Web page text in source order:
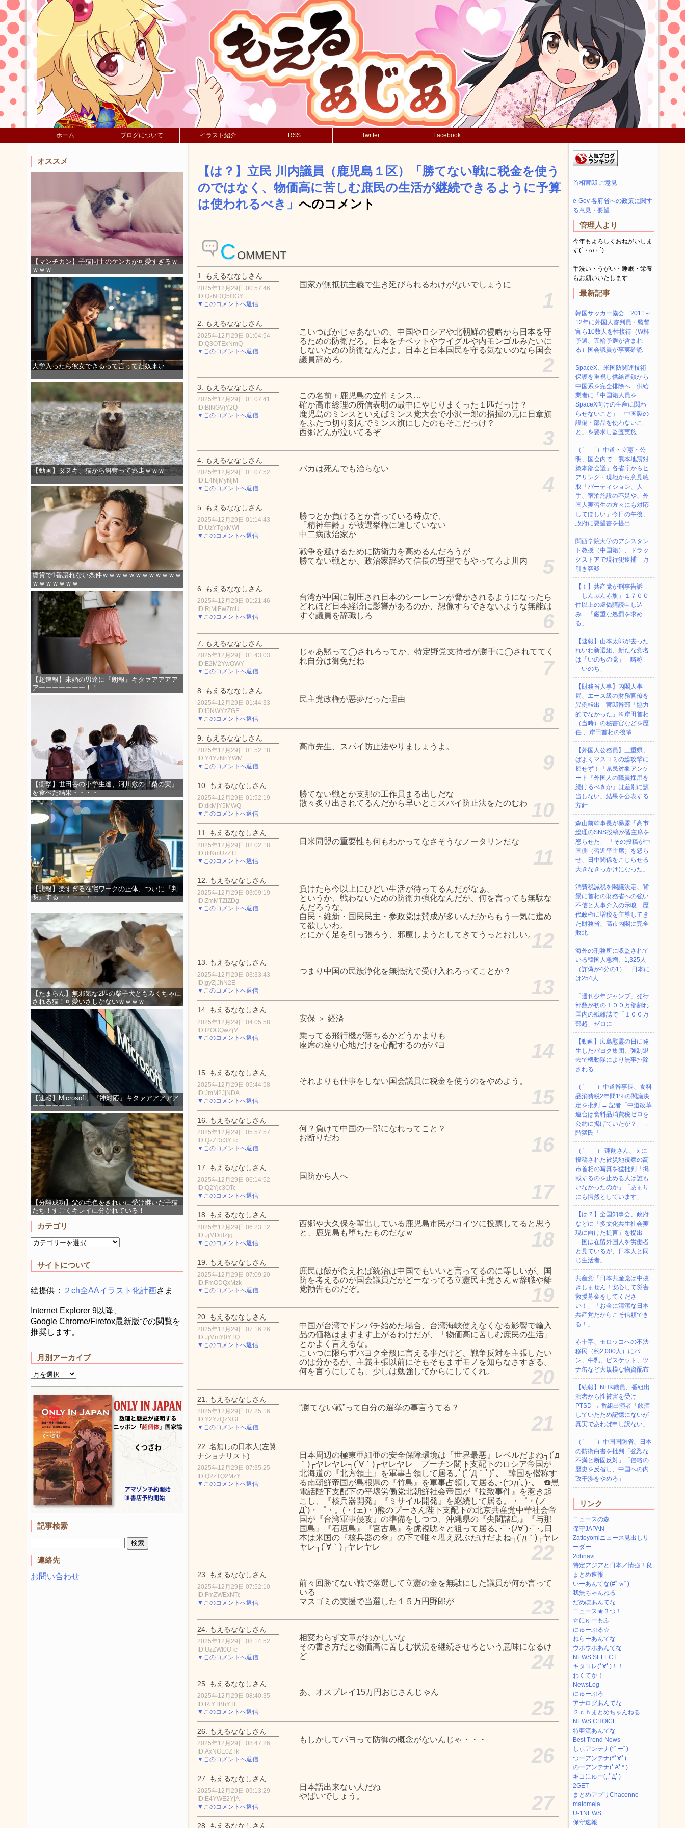
ホーム ブログについて イラスト紹介 RSS Twitter Facebook
オススメ
【マンチカン】子猫同士のケンカが可愛すぎるｗ
ｗｗｗ
大学入ったら彼女できるって言ってた奴来い
【動画】タヌキ、猫から餌奪って逃走ｗｗｗ
賃貸で1番譲れない条件ｗｗｗｗｗｗｗｗｗｗｗｗ
ｗｗｗｗｗｗｗ
【超速報】未婚の男達に『朗報』キタァアアアア
アーーーーーーー！！
【衝撃】世田谷の小学生達、河川敷の『桑の実』
を食べた結果・・・・
【悲報】楽すぎる在宅ワークの正体、ついに『判
明』する・・・・・・
【たまらん】無邪気な2匹の柴子犬ともみくちゃに
される猫！可愛いさしかないｗｗｗｗ
【速報】Microsoft、『神対応』キタァアアアアア
ーーーーーー！！
【分離成功】父の毛色をきれいに受け継いだ子猫
たち！すごくキレイに分かれている！
カテゴリ
サイトについて
絵提供： ２ch全AAイラスト化計画さま
Internet Explorer 9以降、
Google Chrome/Firefox最新版での閲覧を
推奨します。
月別アーカイブ
記事検索
連絡先
お問い合わせ
【は？】立民 川内議員（鹿児島１区）「勝てない戦に税金を使う
のではなく、物価高に苦しむ庶民の生活が継続できるように予算
は使われるべき」 へのコメント
C OMMENT
1. もえるななしさん
2025年12月29日 00:57:46
ID:QzNDQ5OGY
▼このコメントへ返信
国家が無抵抗主義で生き延びられるわけがないでしょうに
1
2. もえるななしさん
2025年12月29日 01:04:54
ID:Q3OTExNmQ
▼このコメントへ返信
こいつばかじゃあないの。中国やロシアや北朝鮮の侵略から日本を守
るための防衛だろ。日本をチベットやウイグルや内モンゴルみたいに
しないための防衛なんだよ。日本と日本国民を守る気ないのなら国会
議員辞めろ。
2
3. もえるななしさん
2025年12月29日 01:07:41
ID:BlNGVjY2Q
▼このコメントへ返信
この名前＋鹿児島の立件ミンス…
確か高市総理の所信表明の最中にやじりまくった１匹だっけ？
鹿児島のミンスといえばミンス党大会で小沢一郎の指揮の元に日章旗
をふたつ切り刻んでミンス旗にしたのもそこだっけ？
西郷どんが泣いてるぞ
3
4. もえるななしさん
2025年12月29日 01:07:52
ID:E4NjMyNjM
▼このコメントへ返信
バカは死んでも治らない
4
5. もえるななしさん
2025年12月29日 01:14:43
ID:UzYTgxMWI
▼このコメントへ返信
勝つとか負けるとか言っている時点で、
「精神年齢」が被選挙権に達していない
中二病政治家か
戦争を避けるために防衛力を高めるんだろうが
勝てない戦とか、政治家辞めて信長の野望でもやってろよ川内
5
6. もえるななしさん
2025年12月29日 01:21:46
ID:RjMjEwZmU
▼このコメントへ返信
台湾が中国に制圧され日本のシーレーンが脅かされるようになったら
どれほど日本経済に影響があるのか、想像すらできないような無能は
すぐ議員を辞職しろ
6
7. もえるななしさん
2025年12月29日 01:43:03
ID:E2M2YwOWY
▼このコメントへ返信
じゃあ黙って◯されろってか、特定野党支持者が勝手に◯されててく
れ自分は御免だね
7
8. もえるななしさん
2025年12月29日 01:44:33
ID:I5NWYzZGE
▼このコメントへ返信
民主党政権が悪夢だった理由
8
9. もえるななしさん
2025年12月29日 01:52:18
ID:Y4YzNhYWM
▼このコメントへ返信
高市先生、スパイ防止法やりましょうよ。
9
10. もえるななしさん
2025年12月29日 01:52:19
ID:dkMjY5MWQ
▼このコメントへ返信
勝てない戦とか支那の工作員まる出しだな
散々炙り出されてるんだから早いとこスパイ防止法をたのむわ 10
11. もえるななしさん
2025年12月29日 02:02:18
ID:diNmUzZTI
▼このコメントへ返信
日米同盟の重要性も何もわかってなさそうなノータリンだな
11
12. もえるななしさん
2025年12月29日 03:09:19
ID:ZmMTZiZDg
▼このコメントへ返信
負けたら今以上にひどい生活が待ってるんだがなぁ。
というか、戦わないための防衛力強化なんだが、何を言っても無駄な
んだろうな。
自民・維新・国民民主・参政党は賛成が多いんだからもう一気に進め
て欲しいわ。
とにかく足を引っ張ろう、邪魔しようとしてきてうっとおしい。12
13. もえるななしさん
2025年12月29日 03:33:43
ID:gyZjJhN2E
▼このコメントへ返信
つまり中国の民族浄化を無抵抗で受け入れろってことか？
13
14. もえるななしさん
2025年12月29日 04:05:58
ID:I2OGQwZjM
▼このコメントへ返信
安保 ＞ 経済
乗ってる飛行機が落ちるかどうかよりも
座席の座り心地だけを心配するのがパヨ
14
15. もえるななしさん
2025年12月29日 05:44:58
ID:JmM2JjNDA
▼このコメントへ返信
それよりも仕事をしない国会議員に税金を使うのをやめよう。
15
16. もえるななしさん
2025年12月29日 05:57:57
ID:QzZDc3YTc
▼このコメントへ返信
何？負けて中国の一部になれってこと？
お断りだわ
16
17. もえるななしさん
2025年12月29日 06:14:52
ID:Q2Yjc3OTc
▼このコメントへ返信
国防から人へ
17
18. もえるななしさん
2025年12月29日 06:23:12
ID:JjMDdlZjg
▼このコメントへ返信
西郷や大久保を輩出している鹿児島市民がコイツに投票してると思う
と、鹿児島も堕ちたものだなｗ
18
19. もえるななしさん
2025年12月29日 07:09:20
ID:FmODQxMzk
▼このコメントへ返信
庶民は飯が食えれば統治は中国でもいいと言ってるのに等しいが。国
防を考えるのが国会議員だがどーなってる立憲民主党さんｗ辞職や離
党勧告ものだぞ。
19
20. もえるななしさん
2025年12月29日 07:16:26
ID:JjMmY0YTQ
▼このコメントへ返信
中国が台湾でドンパチ始めた場合、台湾海峡使えなくなる影響で輸入
品の価格はますます上がるわけだが、「物価高に苦しむ庶民の生活」
とかよく言えるな。
こいつに限らずパヨク全般に言える事だけど、戦争反対を主張したい
のは分かるが、主義主張以前にそもそもまずモノを知らなさすぎる。
何を言うにしても、少しは勉強してからにしてくれ。
20
21. もえるななしさん
2025年12月29日 07:25:16
ID:Y2YzQzNGI
▼このコメントへ返信
“勝てない戦”って自分の選挙の事言うてる？
21
22. 名無しの日本人(左翼
ナショナリスト)
2025年12月29日 07:35:25
ID:Q2ZTQ2MzY
▼このコメントへ返信
日本周辺の極東亜細亜の安全保障環境は『世界最悪』レベルだよね┐(´д
｀)┌ヤレヤレ┐(´∀｀)┌ヤレヤレ プーチン閣下支配下のロシア帝国が
北海道の『北方領土』を軍事占領して居る｡ﾟ(ﾟ´Д｀ﾟ)ﾟ｡ 韓国を僣称す
る南朝鮮帝国が島根県の『竹島』を軍事占領して居る｡･(つд`｡)･｡ ☎️黒
電話陛下支配下の平壌労働党北朝鮮社会帝国が『拉致事件』を惹き起
こし、『核兵器開発』『ミサイル開発』を継続して居る。・゜・(ノ
Д`)・゜・。(・(ェ)・)熊のプーさん陛下支配下の北京共産党中華社会帝
国が『台湾軍事侵攻』の準備をしつつ、沖縄県の『尖閣諸島』『与那
国島』『石垣島』『宮古島』を虎視眈々と狙って居る｡･ﾟ･(ﾉ∀`)･ﾟ･｡日
本は米国の『核兵器の傘』の下で唯々堪え忍ぶだけだよね┐(´д｀)┌ヤレ
ヤレ┐(´∀｀)┌ヤレヤレ
22
23. もえるななしさん
2025年12月29日 07:52:10
ID:FmZWExNTc
▼このコメントへ返信
前々回勝てない戦で落選して立憲の金を無駄にした議員が何か言って
いる
マスゴミの支援で当選した１５万円野郎が
23
24. もえるななしさん
2025年12月29日 08:14:52
ID:UzZWI0OTc
▼このコメントへ返信
相変わらず文章がおかしいな
その書き方だと物価高に苦しむ状況を継続させろという意味になるけ
ど
24
25. もえるななしさん
2025年12月29日 08:40:35
ID:RiYTBhYTI
▼このコメントへ返信
あ、オスプレイ15万円おじさんじゃん
25
26. もえるななしさん
2025年12月29日 08:47:26
ID:AxNGE0ZTk
▼このコメントへ返信
もしかしてパヨって防御の概念がないんじゃ・・・
26
27. もえるななしさん
2025年12月29日 09:13:29
ID:E4YWE2YjA
▼このコメントへ返信
日本語出来ない人だね
やばいでしょう。
27
28. もえるななしさん
首相官邸 ご意見
e-Gov 各府省への政策に関す
る意見・要望
管理人より
今年もよろしくおねがいしま
す(´・ω・`)
手洗い・うがい・睡眠・栄養
もお願いいたします
最新記事
韓国サッカー協会 2011～
12年に外国人審判員・監督
官ら10数人を性接待（W杯
予選、五輪予選が含まれ
る）国会議員が事実確認
SpaceX、米国防関連技術
保護を重視し供給連鎖から
中国系を完全排除へ 供給
業者に「中国籍人員を
SpaceX向けの生産に関わ
らせないこと」「中国製の
設備・部品を使わないこ
と」を要求し監査実施
（ ´_ゝ`）中道・立憲・公
明、国会内で「熊本地震対
策本部会議」各省庁からヒ
アリング・現地から意見聴
取「パーティション、人
手、宿泊施設の不足や、外
国人実習生の方々にも対応
してほしい」今日の午後、
政府に要望書を提出
関西学院大学のアシスタン
ト教授（中国籍）、ドラッ
グストアで現行犯逮捕 万
引き容疑
【！】共産党が刑事告訴
「しんぶん赤旗」１７００
件以上の虚偽購読申し込
み 「厳重な処罰を求め
る」
【速報】山本太郎が去った
れいわ新選組、新たな党名
は「いのちの党」 略称
「いのち」
【財務省人事】内閣人事
局、エース級の財務官僚を
異例転出 官邸幹部「協力
的でなかった」※岸田首相
（当時）の秘書官などを歴
任 、岸田首相の後輩
【外国人公務員】三重県、
ぱよくマスコミの総攻撃に
屈せず！「県民対象アンケ
ート『外国人の職員採用を
続けるべきか』は差別に該
当しない」結果を公表する
方針
森山前幹事長が暴露「高市
総理のSNS投稿が習主席を
怒らせた」 「その投稿が中
国側（習近平主席）を怒ら
せ、日中関係をこじらせる
大きなきっかけになった」
消費税減税を閣議決定、背
景に首相の財務省への強い
不信と人事介入の示唆 歴
代政権に増税を主導してき
た財務省、高市内閣に完全
敗北
海外の刑務所に収監されて
いる韓国人急増、1,325人
（詐偽が4分の1） 日本に
は254人
「週刊少年ジャンプ」発行
部数が初の１００万部割れ
国内の紙雑誌で「１００万
部超」ゼロに
【動画】広島慰霊の日に発
生したパヨク集団、強制退
去で機動隊により無事排除
される
（ ´_ゝ`）中道幹事長、食料
品消費税2年間1%の閣議決
定を批判 → 記者「中道改革
連合は食料品消費税ゼロを
公約に掲げていたが？」→
階猛氏「
（ ´_ゝ`） 蓮舫さん、ｘに
投稿された被災地視察の高
市首相の写真を猛批判「掲
載するのを止める人は誰も
いなかったのか」「あまり
にも愕然としています」
【は？】全国知事会、政府
などに「多文化共生社会実
現に向けた提言」を提出
「国は在留外国人を労働者
と見ているが、日本人と同
じ生活者」
共産党「日本共産党は中抜
きしません！安心して災害
救援募金をしてくださ
い！」「お金に清潔な日本
共産党だからこそ信頼でき
る！」
赤十字、モロッコへの不法
移民（約2,000人）にパ
ン、牛乳、ビスケット、ツ
ナ缶など大規模な物資配布
【続報】NHK職員、番組出
演者から性被害を受け
PTSD → 番組出演者「飲酒
していたため記憶にないが
真実であれば申し訳ない」
（ ´_ゝ`）中国国防省、日本
の防衛白書を批判「強烈な
不満と断固反対」「侵略の
歴史を反省し、中国への内
政干渉をやめろ」
リンク
ニュースの森
保守JAPAN
Zattoyomiニュース見出しリ
ーダー
2chnavi
特定アジアと日本／情強！良
まとめ速報
いーあんてな(#ﾟｗﾟ)
我無ちゃんねる
だめぽあんてな
ニュース★３つ！
☆にゅーもふ
にゅーぷる☆
ねらーあんてな
ウホウホあんてな
NEWS SELECT
キタコレ(ﾟ∀ﾟ)！！
わくてか！
NewsLog
にゅーぷろ
アナログあんてな
２ｃｈまとめちゃんねる
NEWS CHOICE
特亜流あんてな
Best Trend News
しぃアンテナ(*ﾟーﾟ)
つーアンテナ(*ﾟ∀ﾟ)
のーアンテナ(ﾟAﾟ* )
ギコにゅー(,,ﾟДﾟ)
2GET
まとめアプリChaconne
matomeja
U-1NEWS
保守速報